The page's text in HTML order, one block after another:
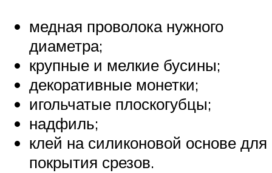
медная проволока нужного
диаметра;
крупные и мелкие бусины;
декоративные монетки;
игольчатые плоскогубцы;
надфиль;
клей на силиконовой основе для
покрытия срезов.